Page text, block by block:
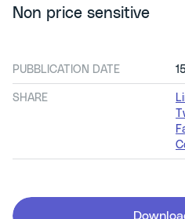
Non price sensitive
PUBBLICATION DATE
SHARE